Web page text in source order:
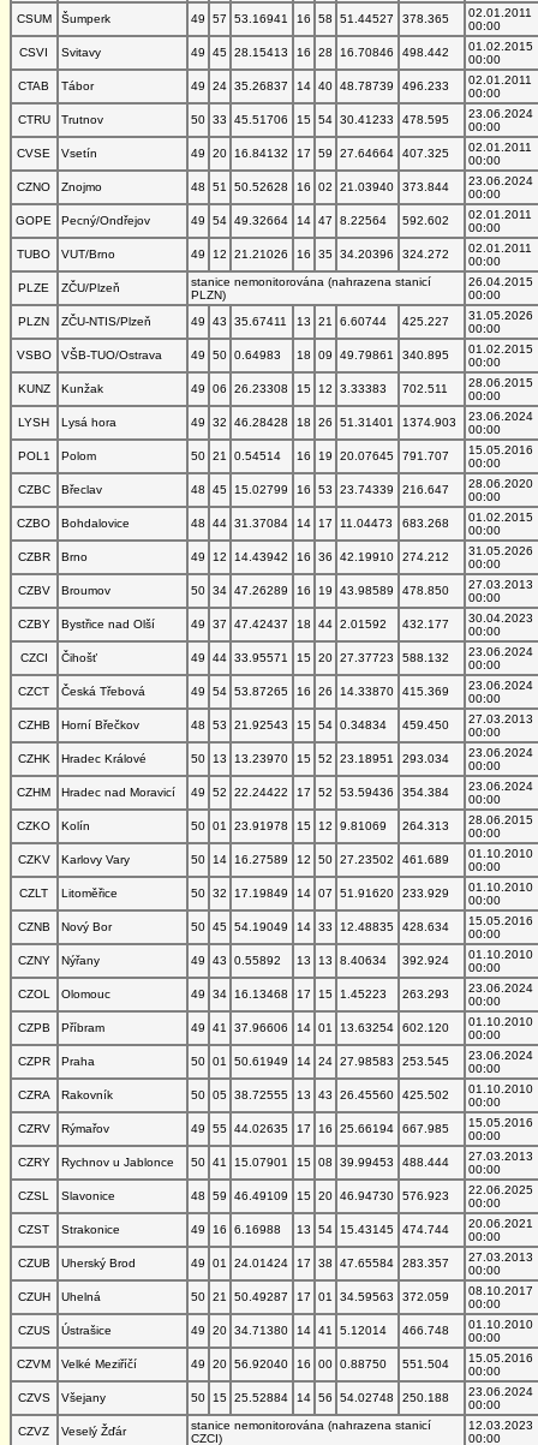
CSUM
Šumperk 49 57 53.16941 16 58 51.44527 378.365
02.01.2011
00:00
CSVI
Svitavy 49 45 28.15413 16 28 16.70846 498.442
01.02.2015
00:00
CTAB
Tábor 49 24 35.26837 14 40 48.78739 496.233
02.01.2011
00:00
CTRU
Trutnov 50 33 45.51706 15 54 30.41233 478.595
23.06.2024
00:00
CVSE
Vsetín 49 20 16.84132 17 59 27.64664 407.325
02.01.2011
00:00
CZNO
Znojmo 48 51 50.52628 16 02 21.03940 373.844
23.06.2024
00:00
GOPE
Pecný/Ondřejov 49 54 49.32664 14 47 8.22564 592.602
02.01.2011
00:00
TUBO
VUT/Brno 49 12 21.21026 16 35 34.20396 324.272
02.01.2011
00:00
PLZE
ZČU/Plzeň
stanice nemonitorována (nahrazena stanicí
PLZN)
26.04.2015
00:00
PLZN
ZČU-NTIS/Plzeň 49 43 35.67411 13 21 6.60744 425.227
31.05.2026
00:00
VSBO
VŠB-TUO/Ostrava 49 50 0.64983 18 09 49.79861 340.895
01.02.2015
00:00
KUNZ
Kunžak 49 06 26.23308 15 12 3.33383 702.511
28.06.2015
00:00
LYSH
Lysá hora 49 32 46.28428 18 26 51.31401 1374.903
23.06.2024
00:00
POL1
Polom 50 21 0.54514 16 19 20.07645 791.707
15.05.2016
00:00
CZBC
Břeclav 48 45 15.02799 16 53 23.74339 216.647
28.06.2020
00:00
CZBO
Bohdalovice 48 44 31.37084 14 17 11.04473 683.268
01.02.2015
00:00
CZBR
Brno 49 12 14.43942 16 36 42.19910 274.212
31.05.2026
00:00
CZBV
Broumov 50 34 47.26289 16 19 43.98589 478.850
27.03.2013
00:00
CZBY
Bystřice nad Olší 49 37 47.42437 18 44 2.01592 432.177
30.04.2023
00:00
CZCI
Čihošť 49 44 33.95571 15 20 27.37723 588.132
23.06.2024
00:00
CZCT
Česká Třebová 49 54 53.87265 16 26 14.33870 415.369
23.06.2024
00:00
CZHB
Horní Břečkov 48 53 21.92543 15 54 0.34834 459.450
27.03.2013
00:00
CZHK
Hradec Králové 50 13 13.23970 15 52 23.18951 293.034
23.06.2024
00:00
CZHM
Hradec nad Moravicí 49 52 22.24422 17 52 53.59436 354.384
23.06.2024
00:00
CZKO
Kolín 50 01 23.91978 15 12 9.81069 264.313
28.06.2015
00:00
CZKV
Karlovy Vary 50 14 16.27589 12 50 27.23502 461.689
01.10.2010
00:00
CZLT
Litoměřice 50 32 17.19849 14 07 51.91620 233.929
01.10.2010
00:00
CZNB
Nový Bor 50 45 54.19049 14 33 12.48835 428.634
15.05.2016
00:00
CZNY
Nýřany 49 43 0.55892 13 13 8.40634 392.924
01.10.2010
00:00
CZOL
Olomouc 49 34 16.13468 17 15 1.45223 263.293
23.06.2024
00:00
CZPB
Příbram 49 41 37.96606 14 01 13.63254 602.120
01.10.2010
00:00
CZPR
Praha 50 01 50.61949 14 24 27.98583 253.545
23.06.2024
00:00
CZRA
Rakovník 50 05 38.72555 13 43 26.45560 425.502
01.10.2010
00:00
CZRV
Rýmařov 49 55 44.02635 17 16 25.66194 667.985
15.05.2016
00:00
CZRY
Rychnov u Jablonce 50 41 15.07901 15 08 39.99453 488.444
27.03.2013
00:00
CZSL
Slavonice 48 59 46.49109 15 20 46.94730 576.923
22.06.2025
00:00
CZST
Strakonice 49 16 6.16988 13 54 15.43145 474.744
20.06.2021
00:00
CZUB
Uherský Brod 49 01 24.01424 17 38 47.65584 283.357
27.03.2013
00:00
CZUH
Uhelná 50 21 50.49287 17 01 34.59563 372.059
08.10.2017
00:00
CZUS
Ústrašice 49 20 34.71380 14 41 5.12014 466.748
01.10.2010
00:00
CZVM
Velké Meziříčí 49 20 56.92040 16 00 0.88750 551.504
15.05.2016
00:00
CZVS
Všejany 50 15 25.52884 14 56 54.02748 250.188
23.06.2024
00:00
CZVZ
Veselý Žďár
stanice nemonitorována (nahrazena stanicí
CZCI)
12.03.2023
00:00